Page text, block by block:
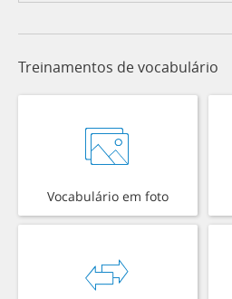
Treinamentos de vocabulário
Vocabulário em foto